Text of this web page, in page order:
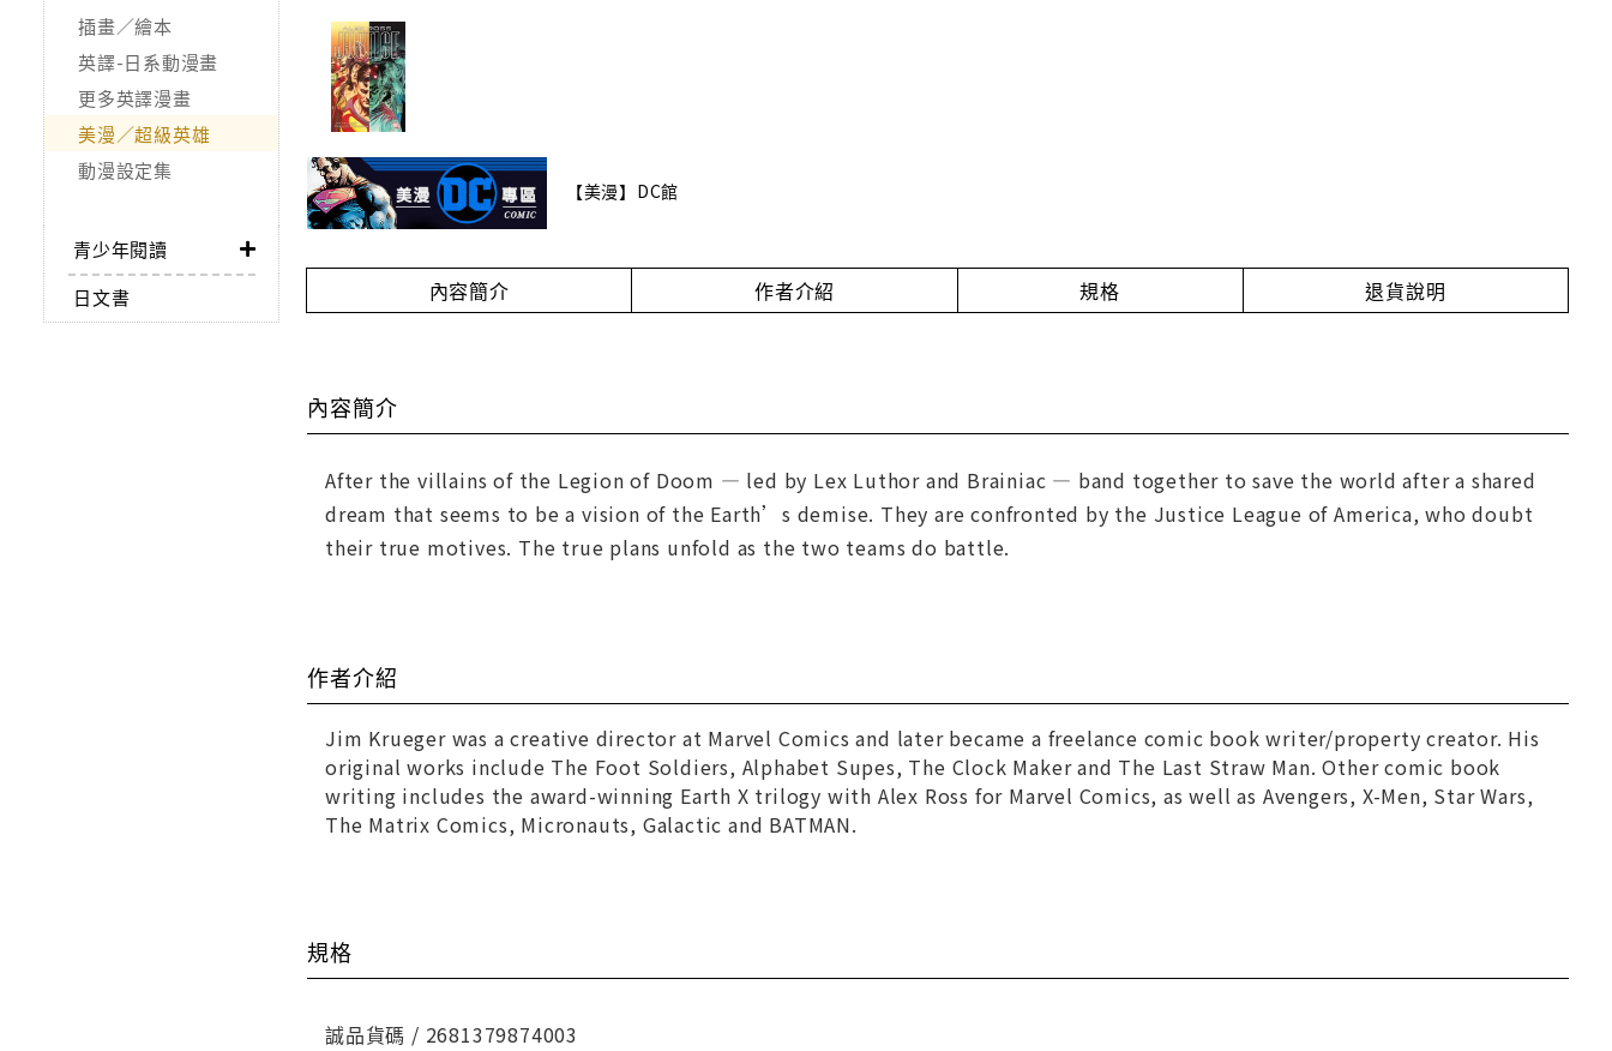
插畫／繪本
英譯-日系動漫畫
更多英譯漫畫
美漫／超級英雄
動漫設定集
青少年閱讀
日文書
【美漫】DC館
內容簡介 作者介紹 規格 退貨說明
內容簡介
After the villains of the Legion of Doom — led by Lex Luthor and Brainiac — band together to save the world after a shared
dream that seems to be a vision of the Earth’s demise. They are confronted by the Justice League of America, who doubt
their true motives. The true plans unfold as the two teams do battle.
作者介紹
Jim Krueger was a creative director at Marvel Comics and later became a freelance comic book writer/property creator. His
original works include The Foot Soldiers, Alphabet Supes, The Clock Maker and The Last Straw Man. Other comic book
writing includes the award-winning Earth X trilogy with Alex Ross for Marvel Comics, as well as Avengers, X-Men, Star Wars,
The Matrix Comics, Micronauts, Galactic and BATMAN.
規格
誠品貨碼 / 2681379874003